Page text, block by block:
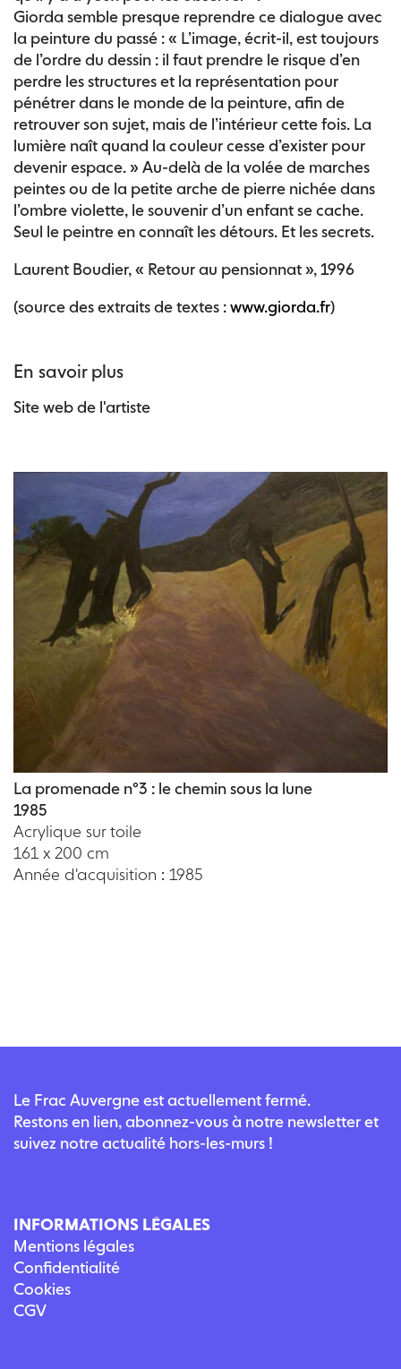
La promenade n°3 : le chemin sous la lune
1985
Acrylique sur toile
161 x 200 cm
Année d'acquisition : 1985
Giorda semble presque reprendre ce dialogue avec
la peinture du passé : « L’image, écrit-il, est toujours
de l’ordre du dessin : il faut prendre le risque d’en
perdre les structures et la représentation pour
pénétrer dans le monde de la peinture, afin de
retrouver son sujet, mais de l’intérieur cette fois. La
lumière naît quand la couleur cesse d’exister pour
devenir espace. » Au-delà de la volée de marches
peintes ou de la petite arche de pierre nichée dans
l’ombre violette, le souvenir d’un enfant se cache.
Seul le peintre en connaît les détours. Et les secrets.
Laurent Boudier, « Retour au pensionnat », 1996
(source des extraits de textes :www.giorda.fr)
En savoir plus
Site web de l'artiste
Le Frac Auvergne est actuellement fermé.
Restons en lien, abonnez-vous à notre newsletter et
suivez notre actualité hors-les-murs !
INFORMATIONS LÉGALES
Mentions légales
Confidentialité
Cookies
CGV